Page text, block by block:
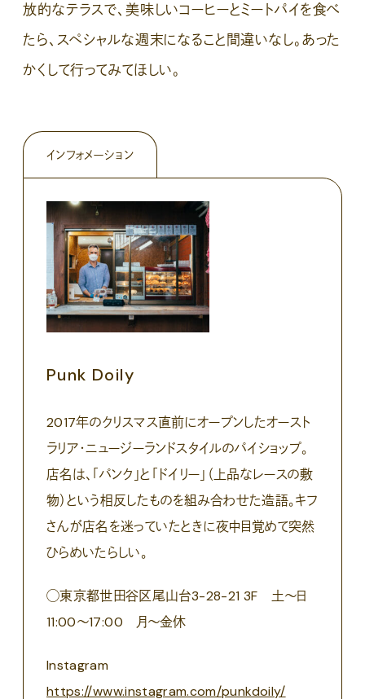
放的なテラスで、美味しいコーヒーとミートパイを食べ
たら、スペシャルな週末になること間違いなし。あった
かくして行ってみてほしい。
インフォメーション
Punk Doily
2017年のクリスマス直前にオープンしたオースト
ラリア・ニュージーランドスタイルのパイショップ。
店名は、「パンク」と「ドイリー」（上品なレースの敷
物）という相反したものを組み合わせた造語。キフ
さんが店名を迷っていたときに夜中目覚めて突然
ひらめいたらしい。
◯東京都世田谷区尾山台3-28-21 3F 土〜日
11:00〜17:00 月〜金休
Instagram
https://www.instagram.com/punkdoily/